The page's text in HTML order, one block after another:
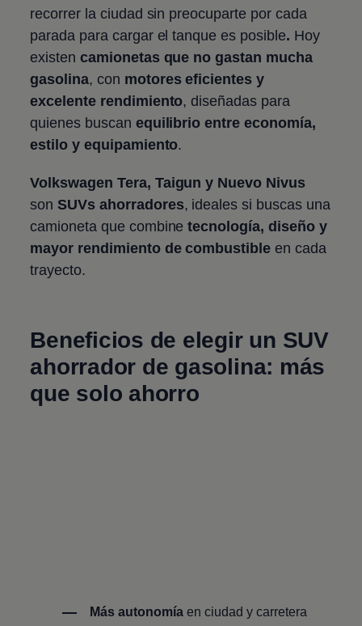
recorrer la ciudad sin preocuparte por cada
parada para cargar el tanque es posible. Hoy
existen camionetas que no gastan mucha
gasolina, con motores eficientes y
excelente rendimiento, diseñadas para
quienes buscan equilibrio entre economía,
estilo y equipamiento.
Volkswagen Tera, Taigun y Nuevo Nivus
sonSUVs ahorradores, ideales si buscas una
camioneta que combinetecnología, diseño y
mayor rendimiento de combustibleen cada
trayecto.
Beneficios de elegir un SUV
ahorrador de gasolina: más
que solo ahorro
Más autonomía en ciudad y carretera